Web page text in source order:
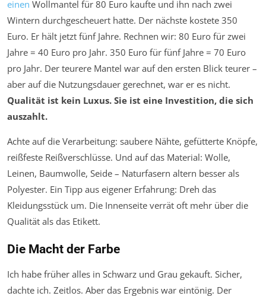
einen Wollmantel für 80 Euro kaufte und ihn nach zwei
Wintern durchgescheuert hatte. Der nächste kostete 350
Euro. Er hält jetzt fünf Jahre. Rechnen wir: 80 Euro für zwei
Jahre = 40 Euro pro Jahr. 350 Euro für fünf Jahre = 70 Euro
pro Jahr. Der teurere Mantel war auf den ersten Blick teurer –
aber auf die Nutzungsdauer gerechnet, war er es nicht.
Qualität ist kein Luxus. Sie ist eine Investition, die sich
auszahlt.
Achte auf die Verarbeitung: saubere Nähte, gefütterte Knöpfe,
reißfeste Reißverschlüsse. Und auf das Material: Wolle,
Leinen, Baumwolle, Seide – Naturfasern altern besser als
Polyester. Ein Tipp aus eigener Erfahrung: Dreh das
Kleidungsstück um. Die Innenseite verrät oft mehr über die
Qualität als das Etikett.
Die Macht der Farbe
Ich habe früher alles in Schwarz und Grau gekauft. Sicher,
dachte ich. Zeitlos. Aber das Ergebnis war eintönig. Der